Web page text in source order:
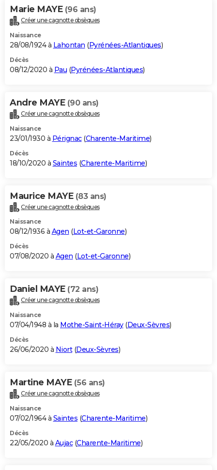
Marie MAYE (96 ans)
Créer une cagnotte obsèques
Naissance
28/08/1924 à Lahontan (Pyrénées-Atlantiques)
Décès
08/12/2020 à Pau (Pyrénées-Atlantiques)
Andre MAYE (90 ans)
Créer une cagnotte obsèques
Naissance
23/01/1930 à Pérignac(Charente-Maritime)
Décès
18/10/2020 à Saintes (Charente-Maritime)
Maurice MAYE (83 ans)
Créer une cagnotte obsèques
Naissance
08/12/1936 à Agen (Lot-et-Garonne)
Décès
07/08/2020 à Agen (Lot-et-Garonne)
Daniel MAYE (72 ans)
Créer une cagnotte obsèques
Naissance
07/04/1948 à la Mothe-Saint-Héray(Deux-Sèvres)
Décès
26/06/2020 à Niort(Deux-Sèvres)
Martine MAYE (56 ans)
Créer une cagnotte obsèques
Naissance
07/02/1964 à Saintes (Charente-Maritime)
Décès
22/05/2020 à Aujac(Charente-Maritime)